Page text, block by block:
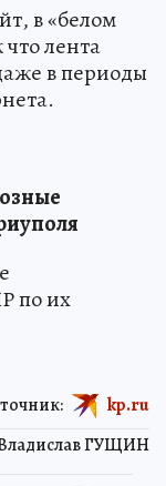
в «белом
лента
в периоды
по их
ГУЩИН
kp.ru